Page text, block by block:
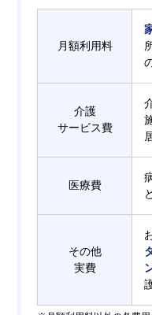
月額利用料
介護
サービス費
医療費
その他
実費